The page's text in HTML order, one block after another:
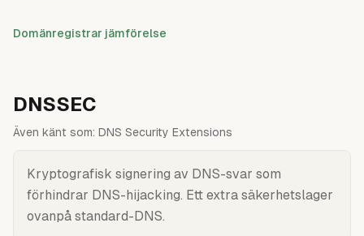
Domänregistrar jämförelse
DNSSEC
Även känt som: DNS Security Extensions
Kryptografisk signering av DNS-svar som
förhindrar DNS-hijacking. Ett extra säkerhetslager
ovanpå standard-DNS.